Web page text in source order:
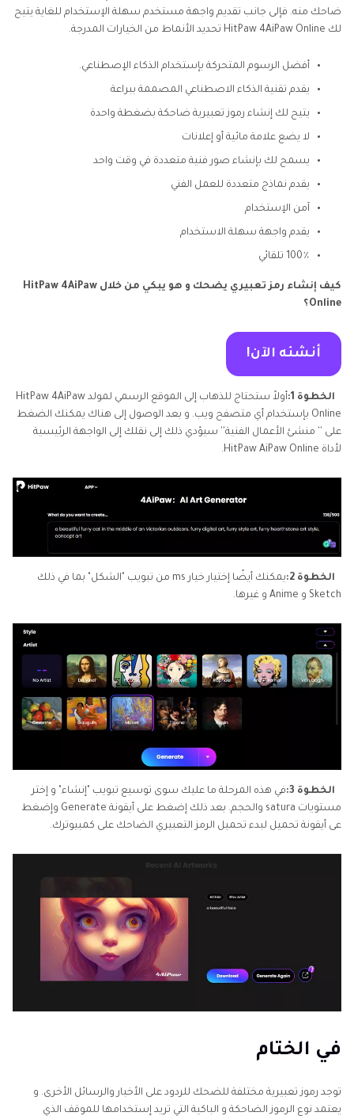
ضاحك منه. فإلى جانب تقديم واجهة مستخدم سهلة الإستخدام للغاية يتيح
لك HitPaw 4AiPaw Online تحديد الأنماط من الخيارات المدرجة.
أفضل الرسوم المتحركة بإستخدام الذكاء الإصطناعي.
يقدم تقنية الذكاء الاصطناعي المصممة ببراعة
يتيح لك إنشاء رموز تعبيرية ضاحكة بضغطة واحدة
لا يضع علامة مائية أو إعلانات
يسمح لك بإنشاء صور فنية متعددة في وقت واحد
يقدم نماذج متعددة للعمل الفني
آمن الإستخدام
يقدم واجهة سهلة الاستخدام
100٪ تلقائي
كيف إنشاء رمز تعبيري يضحك و هو يبكي من خلال HitPaw 4AiPaw
Online؟
أنشئه الآن!
الخطوة 1:
أولاً ستحتاج للذهاب إلى الموقع الرسمي لمولد HitPaw 4AiPaw
Online بإستخدام أي متصفح ويب. و بعد الوصول إلى هناك يمكنك الضغط
على '' منشئ الأعمال الفنية'' سيؤدي ذلك إلى نقلك إلى الواجهة الرئيسية
لأداة HitPaw AiPaw Online.
الخطوة 2:
يمكنك أيضًا إختيار خيار ms من تبويب "الشكل" بما في ذلك
Sketch و Anime و غيرها.
الخطوة 3:
في هذه المرحلة ما عليك سوى توسيع تبويب "إنشاء" و إختر
مستويات satura والحجم. بعد ذلك إضغط على أيقونة Generate وإضغط
عى أيقونة تحميل لبدء تحميل الرمز التعبيري الضاحك على كمبيوترك.
في الختام
توجد رموز تعبيرية مختلفة للضحك للردود على الأخبار والرسائل الأخرى. و
يعتمد نوع الرموز الضاحكة و الباكية التي تريد إستخدامها للموقف الذي